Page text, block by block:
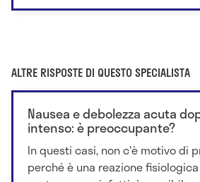
ALTRE RISPOSTE DI QUESTO SPECIALISTA
Nausea e debolezza acuta
intenso: è preoccupante?
In questi casi, non c'è motivo di
perché è una reazione